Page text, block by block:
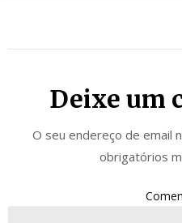
Deixe um
O seu endereço de email
obrigatórios